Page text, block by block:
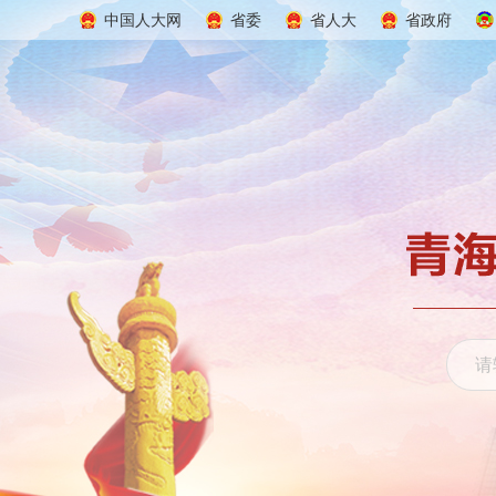
中国人大网 省委 省人大 省政府